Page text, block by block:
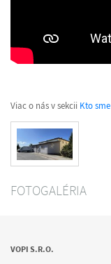
Viac o nás v sekcii Kto sme
FOTOGALÉRIA
VOPI S.R.O.